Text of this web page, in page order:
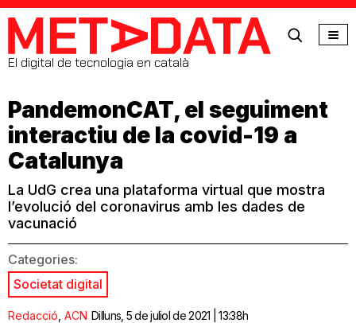
MetaData
El digital de tecnologia en català
PandemonCAT, el seguiment
interactiu de la covid-19 a
Catalunya
La UdG crea una plataforma virtual que mostra
l’evolució del coronavirus amb les dades de
vacunació
Categories:
Societat digital
Redacció ACN Dilluns, 5 de juliol de 2021 | 13:38h